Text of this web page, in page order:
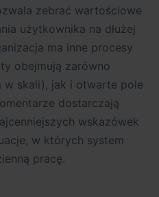
zebrać wartościowe
użytkownika na dłużej
ma inne procesy
obejmują zarówno
w skali), jak i otwarte pole
dostarczają
wskazówek
w których system
pracę.